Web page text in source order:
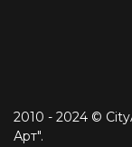
2010 - 2024 ©
Арт".